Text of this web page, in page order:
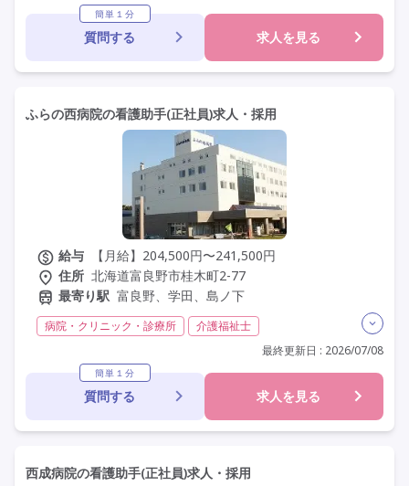
残業月20時間以内
残業ほぼなし 常勤
社会保険完備
交通費支給
年間休日120日以上
年間休日110日以上
車通勤可 駅近
簡単１分
質問する 求人を見る
ふらの西病院の看護助手(正社員)求人・採用
給与
【月給】204,500円〜241,500円
住所 北海道富良野市桂木町2-77
最寄り駅 富良野、学田、島ノ下
病院・クリニック・診療所
介護福祉士
初任者研修(ヘルパー2級)
夜勤専従 残業月20時間以内
常勤
社会保険完備
交通費支給
託児所・保育支援あり
車通勤可
最終更新日 : 2026/07/08
簡単１分
質問する 求人を見る
西成病院の看護助手(正社員)求人・採用